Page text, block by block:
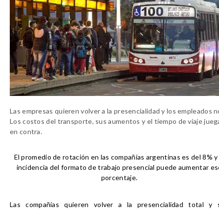
Las empresas quieren volver a la presencialidad y los empleados
Los costos del transporte, sus aumentos y el tiempo de viaje
en contra.
El promedio de rotación en las compañías argentinas es del 8% y
incidencia del formato de trabajo presencial puede aumentar
porcentaje.
Las compañías quieren volver a la presencialidad total y